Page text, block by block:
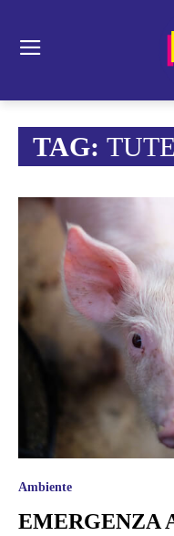
TAG:
Ambiente
EMERGENZA